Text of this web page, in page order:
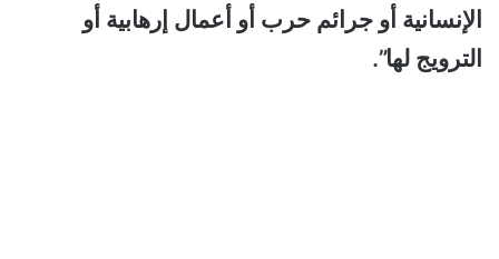
الإنسانية أو جرائم حرب أو أعمال إرهابية أو
الترويج لها”.